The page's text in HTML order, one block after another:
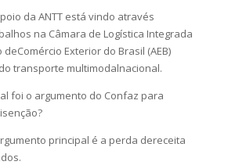
da ANTT está vindo através
na Câmara de Logística Integrada
deComércio Exterior do Brasil (AEB)
transporte multimodalnacional.
foi o argumento do Confaz para
principal é a perda dereceita